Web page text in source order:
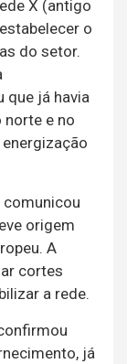
X (antigo
o
do setor.
que já havia
norte e no
comunicou
origem
A
cortes
a rede.
já